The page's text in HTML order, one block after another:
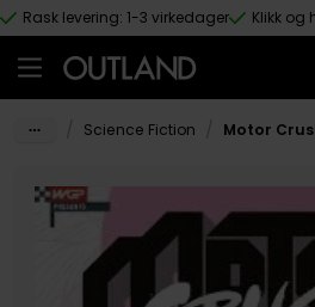
Hopp til hovedinnhold
Rask levering: 1-3 virkedager Klikk og
Science Fiction Motor